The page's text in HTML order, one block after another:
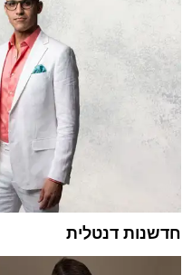
חדשנות דנטלית